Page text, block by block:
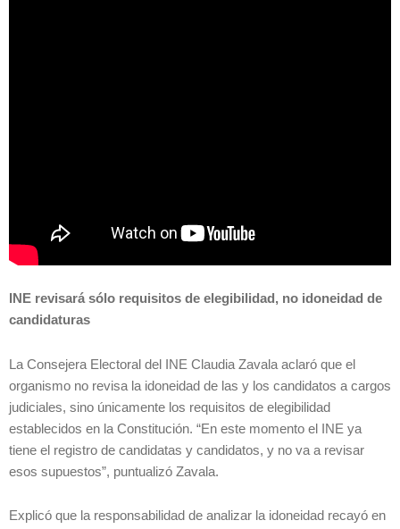
INE revisará sólo requisitos de elegibilidad, no idoneidad de
candidaturas
La Consejera Electoral del INE Claudia Zavala aclaró que el
organismo no revisa la idoneidad de las y los candidatos a cargos
judiciales, sino únicamente los requisitos de elegibilidad
establecidos en la Constitución. “En este momento el INE ya
tiene el registro de candidatas y candidatos, y no va a revisar
esos supuestos”, puntualizó Zavala.
Explicó que la responsabilidad de analizar la idoneidad recayó en